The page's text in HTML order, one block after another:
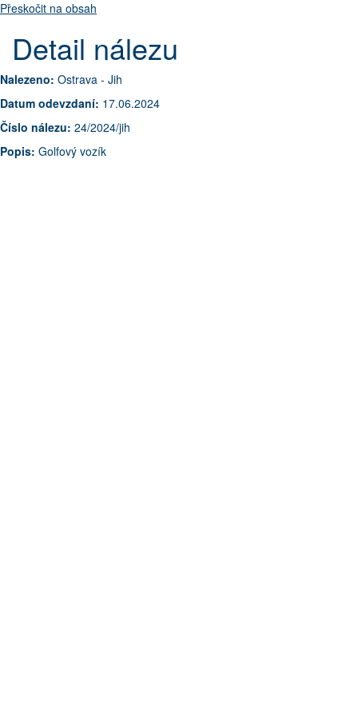
Přeskočit na obsah
Detail nálezu
Nalezeno: Ostrava - Jih
Datum odevzdaní: 17.06.2024
Číslo nálezu: 24/2024/jih
Popis: Golfový vozík